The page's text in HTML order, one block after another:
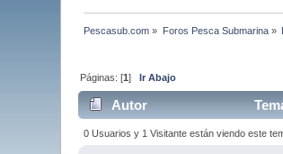
Pescasub.com » Foros Pesca Submarina»
Páginas: [1]Ir Abajo
Autor
0 Usuarios y 1 Visitante están viendo este